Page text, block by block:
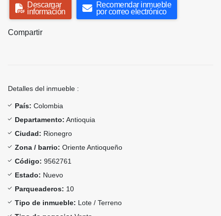
Descargar
información
Recomendar inmueble
por correo electrónico
Compartir
Detalles del inmueble :
País: Colombia
Departamento: Antioquia
Ciudad: Rionegro
Zona / barrio: Oriente Antioqueño
Código: 9562761
Estado: Nuevo
Parqueaderos: 10
Tipo de inmueble: Lote / Terreno